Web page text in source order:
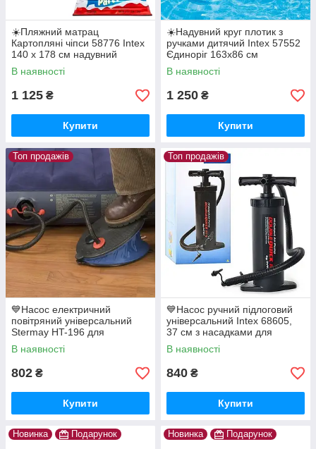
☀️Пляжний матрац
Картопляні чіпси 58776 Intex
140 х 178 см надувний
шезлонг для плавання
В наявності
1 125 ₴
Купити
☀️Надувний круг плотик з
ручками дитячий Intex 57552
Єдиноріг 163х86 см
В наявності
1 250 ₴
Купити
Топ продажів
💙Насос електричний
повітряний універсальний
Stermay HT-196 для
надувних матраців, меблів,
іграшок
В наявності
802 ₴
Купити
Топ продажів
💙Насос ручний підлоговий
універсальний Intex 68605,
37 см з насадками для
надувних матраців, меблів,
іграшок
В наявності
840 ₴
Купити
Новинка Подарунок Новинка Подарунок